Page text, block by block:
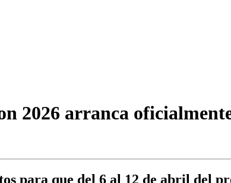
2026 arranca
para que del 6 al 12 de abril del